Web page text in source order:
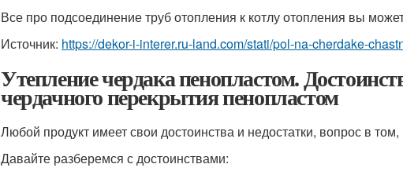
Все про подсоединение труб отопления к котлу отопления вы
Источник: https://dekor-i-interer.ru-land.com/stati/pol-na-cherdake-
Утепление чердака пенопластом.
чердачного перекрытия пенопластом
Любой продукт имеет свои достоинства и недостатки, вопрос в
Давайте разберемся с достоинствами: